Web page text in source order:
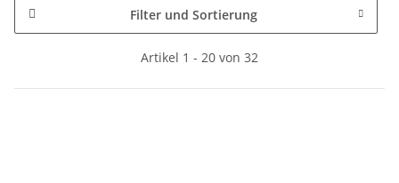
Filter und Sortierung
Artikel 1 - 20 von 32